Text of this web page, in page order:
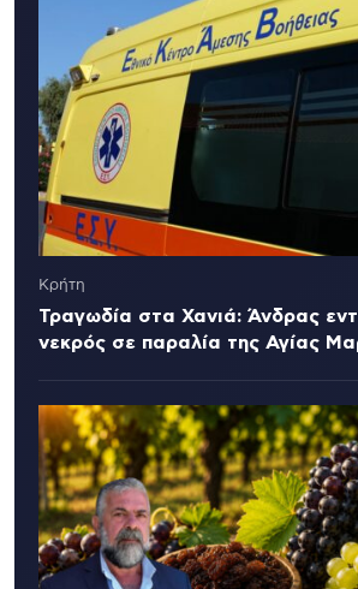
Κρήτη
Τραγωδία στα Χανιά: Άνδρας
νεκρός σε παραλία της Αγίας